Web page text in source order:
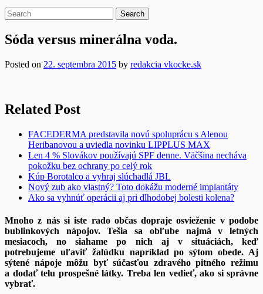
Sóda versus minerálna voda.
Posted on 22. septembra 2015 by redakcia vkocke.sk
Related Post
FACEDERMA predstavila novú spoluprácu s Alenou
Heribanovou a uviedla novinku LIPPLUS MAX
Len 4 % Slovákov používajú SPF denne. Väčšina necháva
pokožku bez ochrany po celý rok
Kúp Borotalco a vyhraj slúchadlá JBL
Nový zub ako vlastný? Toto dokážu moderné implantáty
Ako sa vyhnúť operácii aj pri dlhodobej bolesti kolena?
Mnoho z nás si iste rado občas dopraje osvieženie v podobe
bublinkových nápojov. Tešia sa obľube najmä v letných
mesiacoch, no siahame po nich aj v situáciách, keď
potrebujeme uľaviť žalúdku napríklad po sýtom obede. Aj
sýtené nápoje môžu byť súčasťou zdravého pitného režimu
a dodať telu prospešné látky. Treba len vedieť, ako si správne
vybrať.